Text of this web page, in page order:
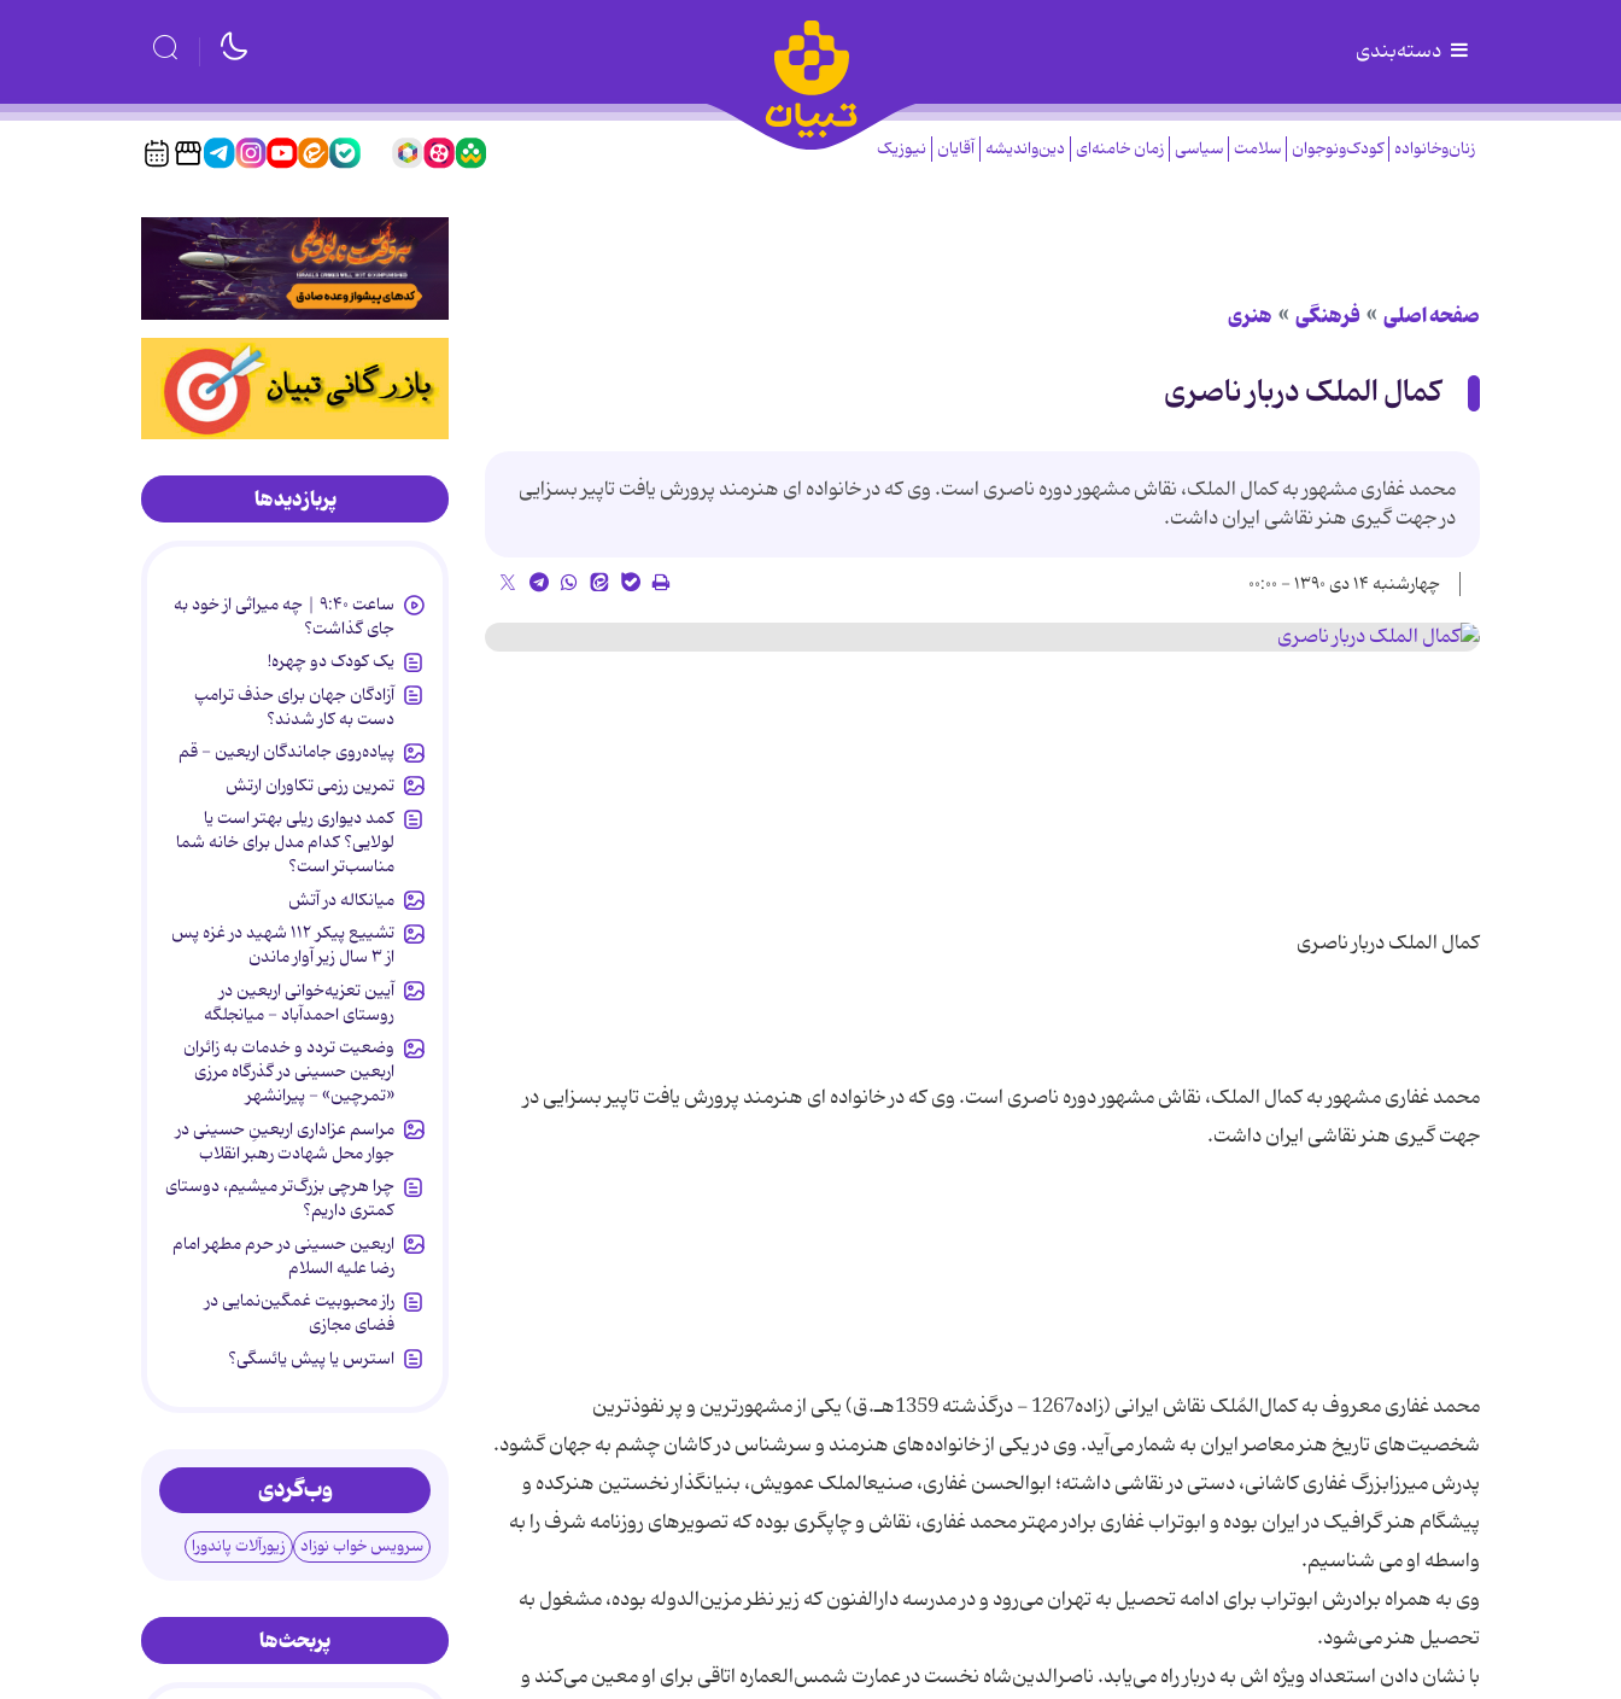
دسته‌بندی
زنان‌وخانواده کودک‌ونوجوان سلامت سیاسی زمان خامنه‌ای دین‌واندیشه آقایان نیوزیک
صفحه اصلی فرهنگی هنری
کمال الملک دربار ناصری
محمد غفاری مشهور به کمال الملک، نقاش مشهور دوره ناصری است. وی که در خانواده ای هنرمند پرورش یافت تاپیر بسزایی
در جهت گیری هنر نقاشی ایران داشت.
چهارشنبه ۱۴ دی ۱۳۹۰ - ۰۰:۰۰
محمد غفاری مشهور به کمال الملک، نقاش مشهور دوره ناصری است. وی که در خانواده ای هنرمند پرورش یافت تاپیر بسزایی در
محمد غفاری معروف به کمال‌المُلک نقاش ایرانی (زاده1267 - درگذشته 1359هـ.ق) یکی از مشهورترین و پر نفوذترین
پدرش میرزابزرگ غفاری کاشانی، دستی در نقاشی داشته؛ ابوالحسن غفاری، صنیع‎الملک عمویش، بنیانگذار نخستین هنرکده و
پیشگام هنر گرافیک در ایران بوده و ابوتراب غفاری برادر مهتر محمد غفاری، نقاش و چاپگری بوده که تصویرهای روزنامه شرف را به
وی به همراه برادرش ابوتراب برای ادامه تحصیل به تهران می‌رود و در مدرسه دارالفنون که زیر نظر مزین‌الدوله بوده، مشغول به
با نشان دادن استعداد ویژه اش به دربار راه می‌یابد. ناصرالدین‌شاه نخست در عمارت شمس‌العماره اتاقی برای او معین می‌کند و
پربازدیدها
ساعت ۹:۴۰ | چه میراثی از خود به
جای گذاشت؟
یک کودک دو چهره!
آزادگان جهان برای حذف ترامپ
دست به کار شدند؟
پیاده‌روی جاماندگان اربعین - قم
تمرین رزمی تکاوران ارتش
کمد دیواری ریلی بهتر است یا
لولایی؟ کدام مدل برای خانه شما
مناسب‌تر است؟
میانکاله در آتش
تشییع پیکر ۱۱۲ شهید در غزه پس
از ۳ سال زیر آوار ماندن
آیین تعزیه‌خوانی اربعین در
روستای احمدآباد - میانجلگه
وضعیت تردد و خدمات به زائران
اربعین حسینی در گذرگاه مرزی
«تمرچین» - پیرانشهر
مراسم عزاداری اربعینِ حسینی در
جوار محل شهادت رهبر انقلاب
چرا هرچی بزرگ‌تر میشیم، دوستای
کمتری داریم؟
اربعین حسینی در حرم مطهر امام
رضا علیه السلام
راز محبوبیت غمگین‌نمایی در
فضای مجازی
استرس یا پیش یائسگی؟
وب‌گردی
سرویس خواب نوزاد زیورآلات پاندورا
پربحث‌ها